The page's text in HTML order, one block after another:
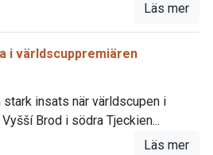
Läs mer
i världscuppremiären
insats när världscupen i
Brod i södra Tjeckien...
Läs mer